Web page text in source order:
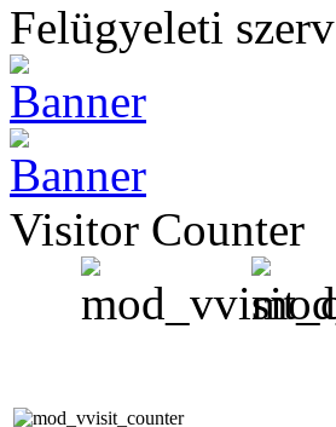
Felügyeleti szerv
Visitor Counter